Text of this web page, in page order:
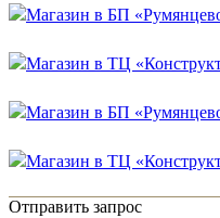
Магазин в БП
Магазин в ТЦ
Магазин в БП
Магазин в ТЦ
Отправить запрос